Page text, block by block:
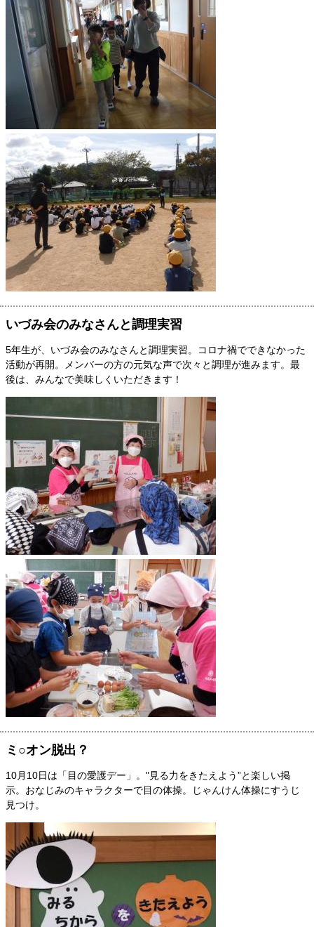
いづみ会のみなさんと調理実習
5年生が、いづみ会のみなさんと調理実習。コロナ禍でできなかった
活動が再開。メンバーの方の元気な声で次々と調理が進みます。最
後は、みんなで美味しくいただきます！
ミ○オン脱出？
10月10日は「目の愛護デー」。"見る力をきたえよう”と楽しい掲
示。おなじみのキャラクターで目の体操。じゃんけん体操にすうじ
見つけ。